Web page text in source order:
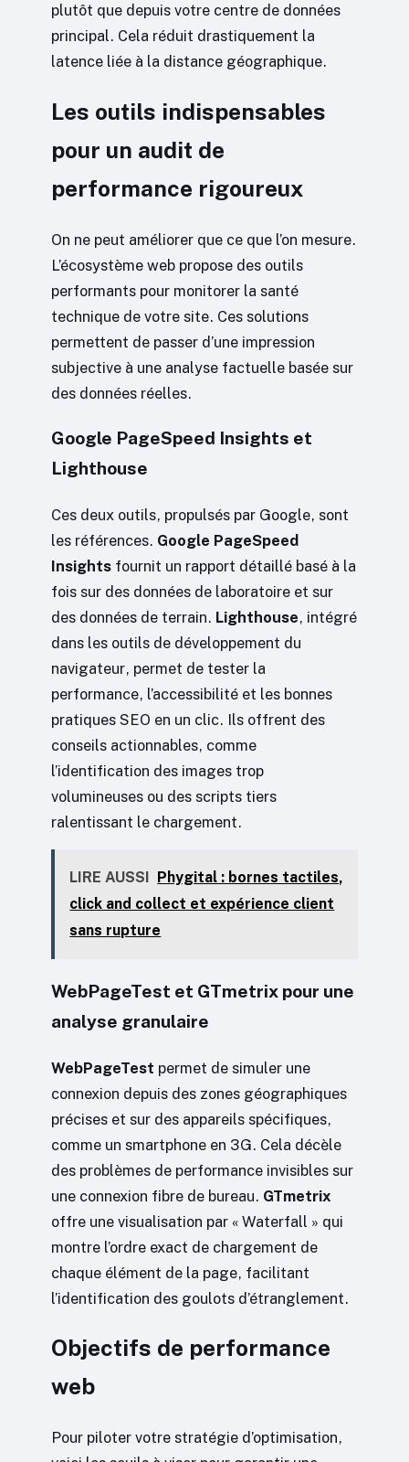
plutôt que depuis votre centre de données
principal. Cela réduit drastiquement la
latence liée à la distance géographique.
Les outils indispensables
pour un audit de
performance rigoureux
On ne peut améliorer que ce que l’on mesure.
L’écosystème web propose des outils
performants pour monitorer la santé
technique de votre site. Ces solutions
permettent de passer d’une impression
subjective à une analyse factuelle basée sur
des données réelles.
Google PageSpeed Insights et
Lighthouse
Ces deux outils, propulsés par Google, sont
les références. Google PageSpeed
Insights fournit un rapport détaillé basé à la
fois sur des données de laboratoire et sur
des données de terrain. Lighthouse, intégré
dans les outils de développement du
navigateur, permet de tester la
performance, l’accessibilité et les bonnes
pratiques SEO en un clic. Ils offrent des
conseils actionnables, comme
l’identification des images trop
volumineuses ou des scripts tiers
ralentissant le chargement.
LIRE AUSSI
Phygital : bornes tactiles,
click and collect et expérience client
sans rupture
WebPageTest et GTmetrix pour une
analyse granulaire
WebPageTest permet de simuler une
connexion depuis des zones géographiques
précises et sur des appareils spécifiques,
comme un smartphone en 3G. Cela décèle
des problèmes de performance invisibles sur
une connexion fibre de bureau. GTmetrix
offre une visualisation par « Waterfall » qui
montre l’ordre exact de chargement de
chaque élément de la page, facilitant
l’identification des goulots d’étranglement.
Objectifs de performance
web
Pour piloter votre stratégie d’optimisation,